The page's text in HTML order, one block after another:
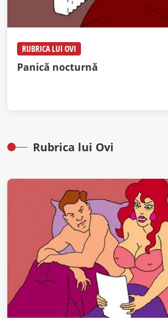
RUBRICA LUI OVI
Panică nocturnă
Rubrica lui Ovi